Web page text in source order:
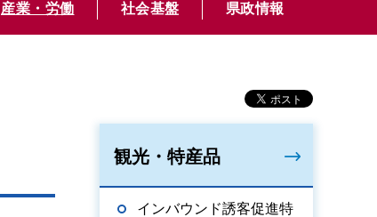
産業・労働 社会基盤 県政情報
観光・特産品
インバウンド誘客促進特